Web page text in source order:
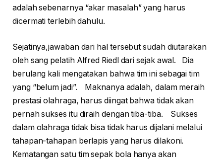
adalah sebenarnya “akar masalah” yang harus
dicermati terlebih dahulu.
Sejatinya,jawaban dari hal tersebut sudah diutarakan
oleh sang pelatih Alfred Riedl dari sejak awal. Dia
berulang kali mengatakan bahwa tim ini sebagai tim
yang “belum jadi”. Maknanya adalah, dalam meraih
prestasi olahraga, harus diingat bahwa tidak akan
pernah sukses itu diraih dengan tiba-tiba. Sukses
dalam olahraga tidak bisa tidak harus dijalani melalui
tahapan-tahapan berlapis yang harus dilakoni.
Kematangan satu tim sepak bola hanya akan